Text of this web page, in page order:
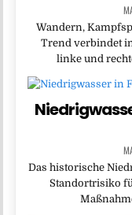
Wandern,
Trend verbindet
linke und
Das historische
Standortrisiko